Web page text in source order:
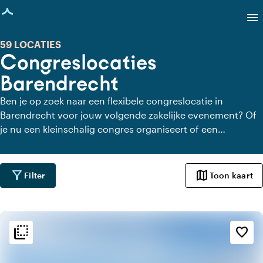
geladen
menu
Congreslocaties
Barendrecht
59 LOCATIES
Ben je op zoek naar een flexibele congreslocatie in
Barendrecht voor jouw volgende zakelijke evenement? Of
je nu een kleinschalig congres organiseert of een
locaties hebben een schat aan opties om aan al jouw
behoeften te voldoen. Bekijk nu onderstaande
congreslocaties in Barendrecht.
filter_alt Filter map Toon kaart
flip_to_back favorite_border
flip_to_back Sfeer en esthetiek
palette
Kleurrijk